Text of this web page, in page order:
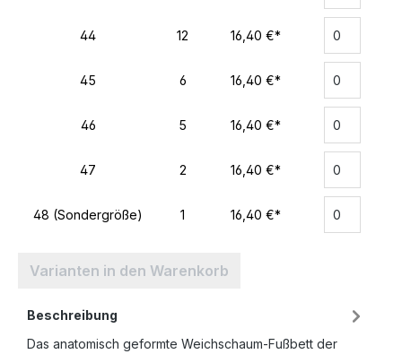
44 12 16,40 €*
45 6 16,40 €*
46 5 16,40 €*
47 2 16,40 €*
48 (Sondergröße) 1 16,40 €*
Varianten in den Warenkorb
Beschreibung
Das anatomisch geformte Weichschaum-Fußbett der